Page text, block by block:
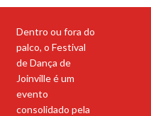
Dentro ou fora do
palco, o Festival
de Dança de
Joinville é um
evento
consolidado pela